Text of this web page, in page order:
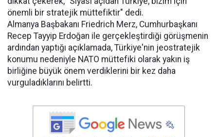
önemli bir stratejik müttefiktir" dedi.
Almanya Başbakanı Friedrich Merz, Cumhurbaşkanı
Recep Tayyip Erdoğan ile gerçekleştirdiği görüşmenin
ardından yaptığı açıklamada, Türkiye'nin jeostratejik
konumu nedeniyle NATO müttefiki olarak yakın iş
birliğine büyük önem verdiklerini bir kez daha
vurguladıklarını belirtti.